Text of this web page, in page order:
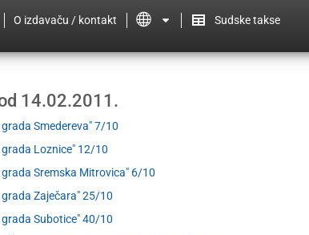
O izdavaču / kontakt Sudske takse
14.02.2011.
grada Smedereva" 7/10
grada Loznice" 12/10
grada Sremska Mitrovica" 6/10
grada Zaječara" 25/10
grada Subotice" 40/10